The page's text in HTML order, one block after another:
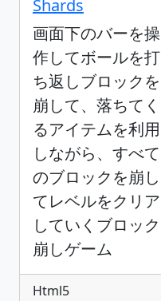
Shards
画面下のバーを操
作してボールを打
ち返しブロックを
崩して、落ちてく
るアイテムを利用
しながら、すべて
のブロックを崩し
てレベルをクリア
していくブロック
崩しゲーム
Html5